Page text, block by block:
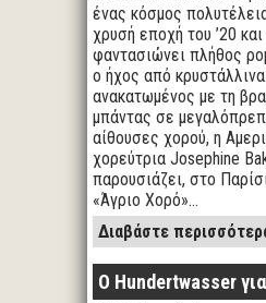
ένας κόσμος
χρυσή εποχή του ’20
φαντασιώνει πλήθος
ο ήχος από
ανακατωμένος με τη
μπάντας σε
αίθουσες χορού, η
χορεύτρια Josephine
παρουσιάζει, στο
«Άγριο Χορό»…
Διαβάστε
Ο Hundertwasser